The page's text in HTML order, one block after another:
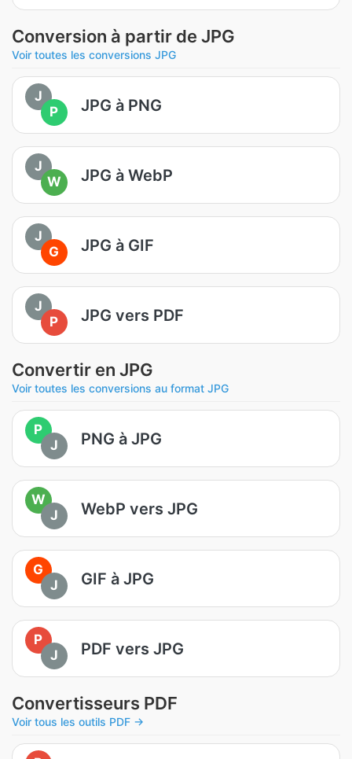
Conversion à partir de JPG
Voir toutes les conversions JPG
J
P
JPG à PNG
J
W
JPG à WebP
J
G
JPG à GIF
J
P
JPG vers PDF
Convertir en JPG
Voir toutes les conversions au format JPG
P
J
PNG à JPG
W
J
WebP vers JPG
G
J
GIF à JPG
P
J
PDF vers JPG
Convertisseurs PDF
Voir tous les outils PDF →